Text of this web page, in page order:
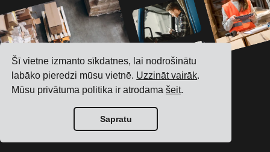
Šī vietne izmanto sīkdatnes, lai nodrošinātu
labāko pieredzi mūsu vietnē. Uzzināt vairāk.
Mūsu privātuma politika ir atrodamašeit.
Sapratu